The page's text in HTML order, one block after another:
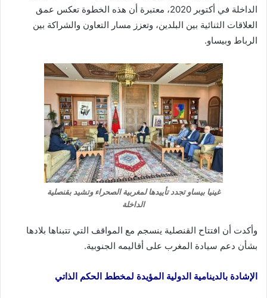
الداخلة في أكتوبر 2020، معتبرة أن هذه الخطوة تعكس عمق
العلاقات الثنائية بين البلدين، وتعزز مسار التعاون والشراكة بين
الرباط وبيساو.
غينيا بيساو تجدد تأييدها لمغربية الصحراء وتشيد بقنصلية
الداخلة
وأكدت أن افتتاح القنصلية ينسجم مع المواقف التي تتبناها بلادها
بشأن دعم سيادة المغرب على أقاليمه الجنوبية.
الإشادة بالدينامية الدولية المؤيدة لمخطط الحكم الذاتي